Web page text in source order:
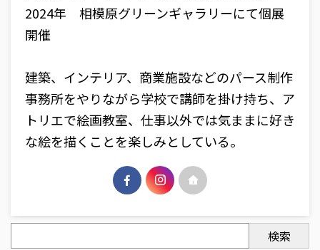
2024年 相模原グリーンギャラリーにて個展
開催
建築、インテリア、商業施設などのパース制作
事務所をやりながら学校で講師を掛け持ち、ア
トリエで絵画教室、仕事以外では気ままに好き
な絵を描くことを楽しみとしている。
検索